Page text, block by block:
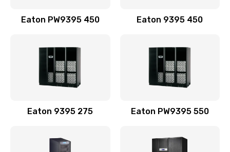
Eaton PW9395 450 Eaton 9395 450
Eaton 9395 275 Eaton PW9395 550